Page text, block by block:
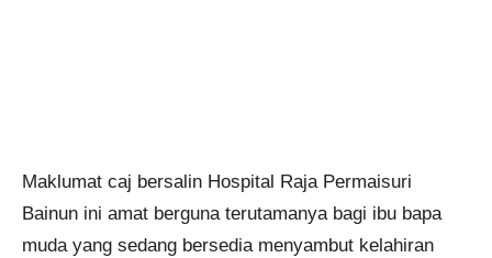
Maklumat caj bersalin Hospital Raja Permaisuri
Bainun ini amat berguna terutamanya bagi ibu bapa
muda yang sedang bersedia menyambut kelahiran